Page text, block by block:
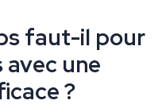
faut-il pour
une
?